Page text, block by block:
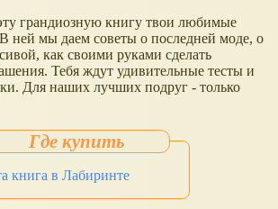
грандиозную книгу твои любимые
ней мы даем советы о последней моде, о
как своими руками сделать
Тебя ждут удивительные тесты и
Для наших лучших подруг - только
книга в Лабиринте